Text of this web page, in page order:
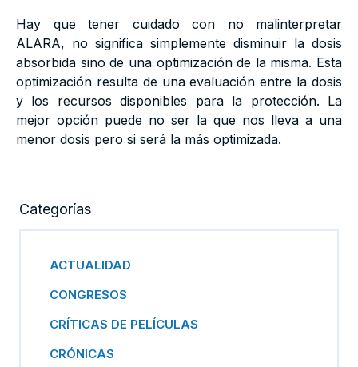
Categorías
ACTUALIDAD
CONGRESOS
CRÍTICAS DE PELÍCULAS
CRÓNICAS
Hay que tener cuidado con no malinterpretar
ALARA, no significa simplemente disminuir la dosis
absorbida sino de una optimización de la misma. Esta
optimización resulta de una evaluación entre la dosis
y los recursos disponibles para la protección. La
mejor opción puede no ser la que nos lleva a una
menor dosis pero si será la más optimizada.